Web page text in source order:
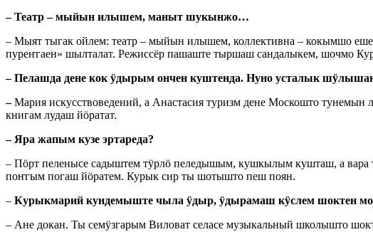
– Театр – мыйын илышем, маныт шукынжо…
– Мыят тыгак ойлем: театр – мыйын илышем, коллективна – кокымшо
пуреҥгаен» шылталат. Режиссёр пашаште тыршаш сандалыкем, шочмо
– Пелашда дене кок ӱдырым ончен куштенда. Нуно усталык
–Мария искусствоведений, а Анастасия туризм дене Москошто
книгам лудаш йӧратат.
– Яра жапым кузе эртареда?
– Пӧрт пеленысе садыштем тӱрлӧ пеледышым, кушкылым кушташ, а
поҥгым погаш йӧратем. Курык сир ты шотышто пеш поян.
– Курыкмарий кундемыште чыла ӱдыр, ӱдырамаш кӱслем шоктен
– Ане докан. Ты семӱзгарым Виловат селасе музыкальный школышто